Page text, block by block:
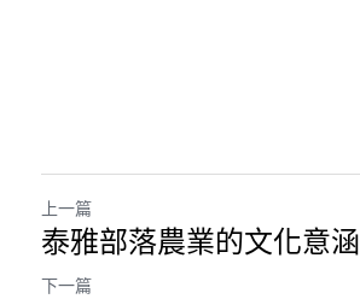
上一篇
泰雅部落農業的文化意涵
下一篇